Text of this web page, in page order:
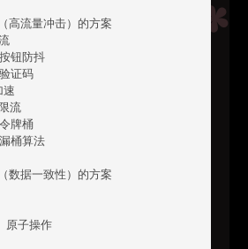
高流量冲击）的方案
钮防抖
证码
流
牌桶
桶算法
数据一致性）的方案
子操作